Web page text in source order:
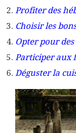
Profiter des
Choisir les
Opter pour
Participer aux
Déguster la